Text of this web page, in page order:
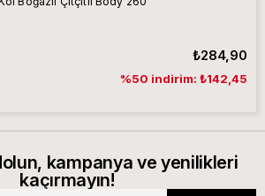
₺284,90
%50 indirim: ₺142,45
kampanya ve yenilikleri
kaçırmayın!